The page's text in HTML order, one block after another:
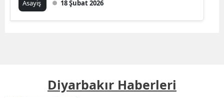
Asayiş 18 Şubat 2026
Diyarbakır Haberleri